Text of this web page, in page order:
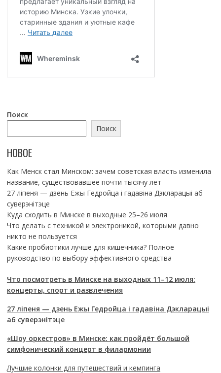
Поиск
Поиск
НОВОЕ
Как Менск стал Минском: зачем советская власть изменила
название, существовавшее почти тысячу лет
27 ліпеня — дзень Ежы Гедройца і гадавіна Дэкларацыі аб
суверэнітэце
Куда сходить в Минске в выходные 25–26 июля
Что делать с техникой и электроникой, которыми давно
никто не пользуется
Какие пробиотики лучше для кишечника? Полное
руководство по выбору эффективного средства
Что посмотреть в Минске на выходных 11–12 июля:
концерты, спорт и развлечения
27 ліпеня — дзень Ежы Гедройца і гадавіна Дэкларацыі
аб суверэнітэце
«Шоу оркестров» в Минске: как пройдёт большой
симфонический концерт в филармонии
Лучшие колонки для путешествий и кемпинга